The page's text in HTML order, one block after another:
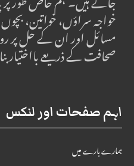
خواجہ سراؤں، خواتین،
مسائل اور ان کے حل پر
صحافت کے ذریعے
اہم صفحات اور لنکس
ہمارے بارے میں